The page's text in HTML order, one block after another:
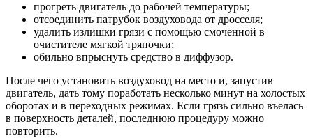
прогреть двигатель до рабочей температуры;
отсоединить патрубок воздуховода от дросселя;
удалить излишки грязи с помощью смоченной в
очистителе мягкой тряпочки;
обильно впрыснуть средство в диффузор.
После чего установить воздуховод на место и, запустив
двигатель, дать тому поработать несколько минут на холостых
оборотах и в переходных режимах. Если грязь сильно въелась
в поверхность деталей, последнюю процедуру можно
повторить.